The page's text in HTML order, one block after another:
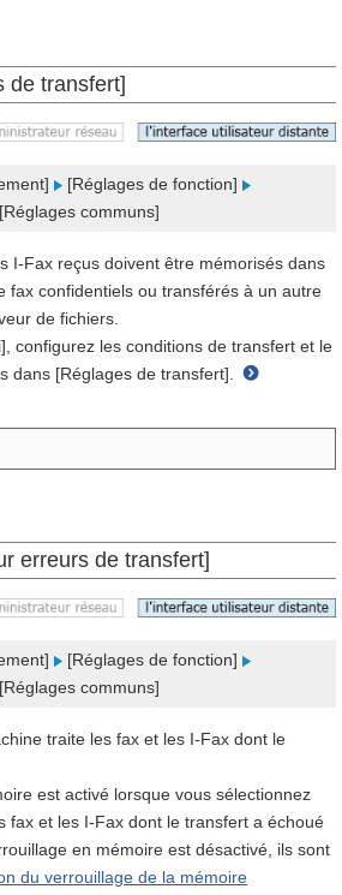
de transfert]
[Réglages de fonction]
[Réglages communs]
I-Fax reçus doivent être mémorisés dans
fax confidentiels ou transférés à un autre
de fichiers.
configurez les conditions de transfert et le
dans [Réglages de transfert].
erreurs de transfert]
[Réglages de fonction]
[Réglages communs]
traite les fax et les I-Fax dont le
est activé lorsque vous sélectionnez
fax et les I-Fax dont le transfert a échoué
en mémoire est désactivé, ils sont
du verrouillage de la mémoire